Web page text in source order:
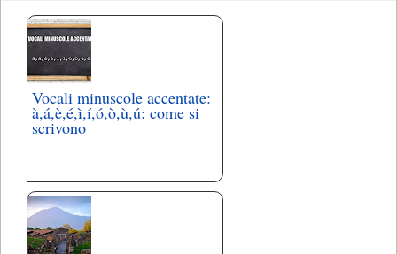
Vocali minuscole accentate:
à,á,è,é,ì,í,ó,ò,ù,ú: come si
scrivono